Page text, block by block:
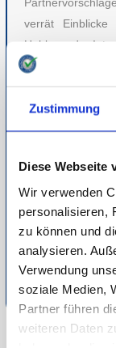
Zustimmung
Diese Webseite
Wir verwenden
personalisieren,
zu können und
analysieren.
Verwendung
soziale Medien,
Partner führen
weiteren Daten
verrät Einblicke
Hobbys oder
So müssen Sie
Austausch
Kennenlernen
bietet eine
Menschen
Perfect-Match!
Detaillierte
finden Sie unter